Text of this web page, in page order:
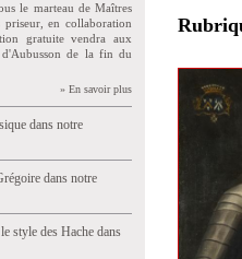
le marteau de Maîtres
priseur, en collaboration
gratuite vendra aux
d'Aubusson de la fin du
» En savoir plus
dans notre
dans notre
style des Hache dans